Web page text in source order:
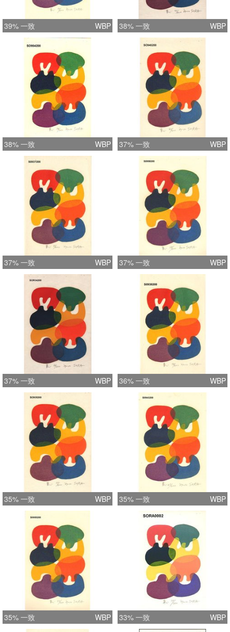
39% 一致 WBP 38% 一致 WBP
38% 一致 WBP 37% 一致 WBP
37% 一致 WBP 37% 一致 WBP
37% 一致 WBP 36% 一致 WBP
35% 一致 WBP 35% 一致 WBP
35% 一致 WBP 33% 一致 WBP